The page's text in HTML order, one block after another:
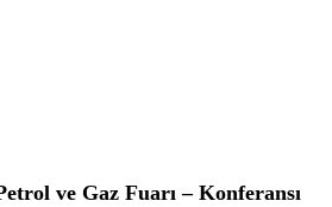
ve Gaz Fuarı – Konferansı